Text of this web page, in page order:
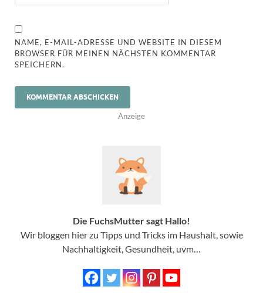
NAME, E-MAIL-ADRESSE UND WEBSITE IN DIESEM
BROWSER FÜR MEINEN NÄCHSTEN KOMMENTAR
SPEICHERN.
Anzeige
Die FuchsMutter sagt Hallo!
Wir bloggen hier zu Tipps und Tricks im Haushalt, sowie
Nachhaltigkeit, Gesundheit, uvm…